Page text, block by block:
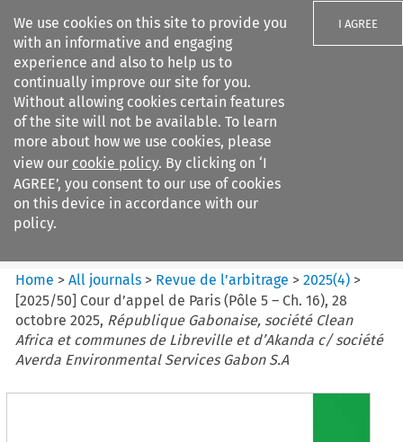
We use cookies on this site to provide you
with an informative and engaging
experience and also to help us to
continually improve our site for you.
Without allowing cookies certain features
of the site will not be available. To learn
more about how we use cookies, please
view our cookie policy. By clicking on ‘I
AGREE’, you consent to our use of cookies
on this device in accordance with our
policy.
I AGREE
Search filters
Revue de
l%E2%80%99arbitrage
Home >All journals > Revue de l’arbitrage >2025(4) >
[2025/50] Cour d’appel de Paris (Pôle 5 – Ch. 16), 28
octobre 2025, République Gabonaise, société Clean
Africa et communes de Libreville et d’Akanda c/ société
Averda Environmental Services Gabon S.A